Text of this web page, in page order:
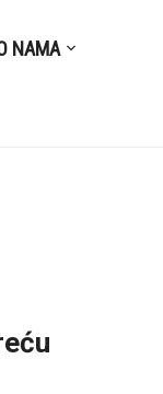
NAMA